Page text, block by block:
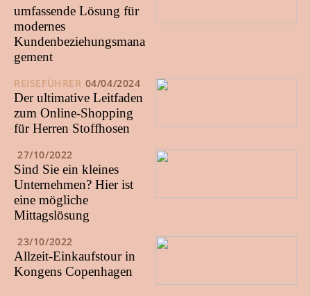
umfassende Lösung für
modernes
Kundenbeziehungsmana
gement
REISEFÜHRER 04/04/2024
Der ultimative Leitfaden
zum Online-Shopping
für Herren Stoffhosen
27/10/2022
Sind Sie ein kleines
Unternehmen? Hier ist
eine mögliche
Mittagslösung
23/10/2022
Allzeit-Einkaufstour in
Kongens Copenhagen